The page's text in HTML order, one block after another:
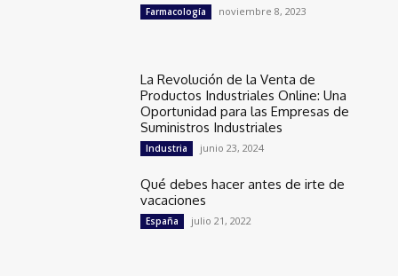
Farmacología noviembre 8, 2023
La Revolución de la Venta de
Productos Industriales Online: Una
Oportunidad para las Empresas de
Suministros Industriales
Industria junio 23, 2024
Qué debes hacer antes de irte de
vacaciones
España julio 21, 2022